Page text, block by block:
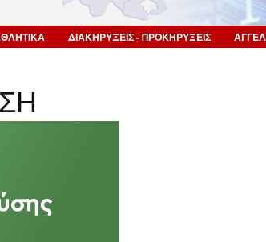
ΔΙΑΚΗΡΥΞΕΙΣ - ΠΡΟΚΗΡΥΞΕΙΣ